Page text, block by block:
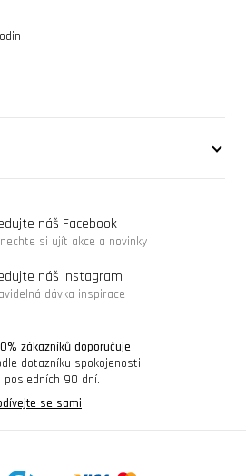
náš Facebook
si ujít akce a novinky
náš Instagram
dávka inspirace
zákazníků doporučuje
dotazníku spokojenosti
posledních 90 dní.
se sami